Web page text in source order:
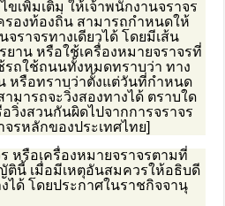
เพิ่มเติม ให้เจ้าพนักงานจราจร
องท้องถิ่น สามารถกำหนดให้
ราจรทางเดียวได้ โดยมีเส้น
ยาน หรือใช้เครื่องหมายจราจรที่
รถใช้ถนนทั้งหมดทราบว่า ทาง
หรือทราบว่าตั้งแต่วันที่กำหนด
มารถจะวิ่งสองทางได้ ตราบใด
วิ่งสวนกันผิดไปจากการจราจร
รหลักของประเทศไทย]
หรือเครื่องหมายจราจรตามที่
นี้ เมื่อมีเหตุอันสมควรให้อธิบดี
ได้ โดยประกาศในราชกิจจานุ